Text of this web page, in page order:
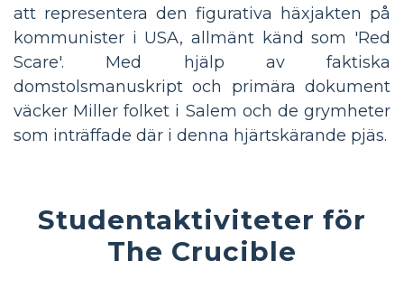
att representera den figurativa häxjakten på
kommunister i USA, allmänt känd som 'Red
Scare'. Med hjälp av faktiska
domstolsmanuskript och primära dokument
väcker Miller folket i Salem och de grymheter
som inträffade där i denna hjärtskärande pjäs.
Studentaktiviteter för
The Crucible